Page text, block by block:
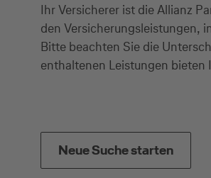
Ihr Versicherer ist die Allianz
den Versicherungsleistungen,
Bitte beachten Sie die
enthaltenen Leistungen bieten
Neue Suche starten